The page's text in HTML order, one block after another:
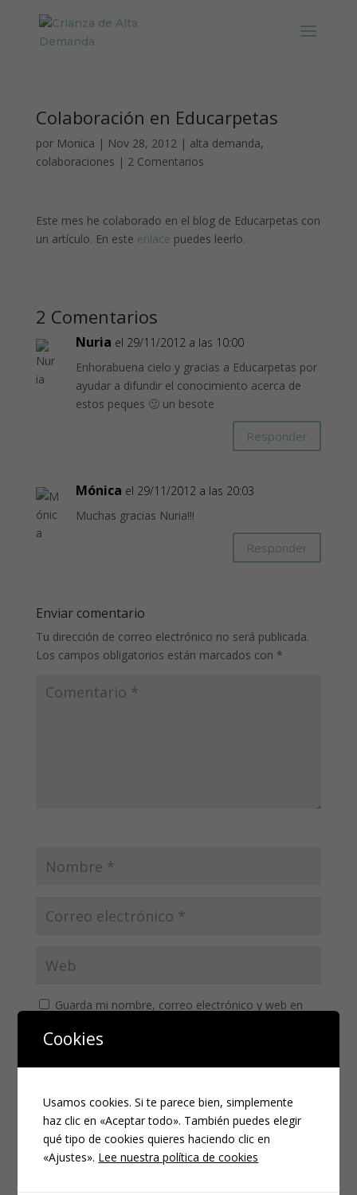
Colaboración en Educarpetas
por Monica | Nov 28, 2012| alta demanda,
colaboraciones | 2 Comentarios
Este mes he colaborado en el blog de Educarpetas con
un artículo. En este enlace puedes leerlo.
2 Comentarios
Nuria el 29/11/2012 a las 10:00
Enhorabuena cielo y gracias a Educarpetas por
ayudar a difundir el conocimiento acerca de
estos peques 🙂 un besote
Responder
Mónica el 29/11/2012 a las 20:03
Muchas gracias Nuria!!!
Responder
Enviar comentario
Tu dirección de correo electrónico no será publicada.
Los campos obligatorios están marcados con *
Guarda mi nombre, correo electrónico y web en
Cookies
Usamos cookies. Si te parece bien, simplemente
haz clic en «Aceptar todo». También puedes elegir
qué tipo de cookies quieres haciendo clic en
«Ajustes». Lee nuestra política de cookies